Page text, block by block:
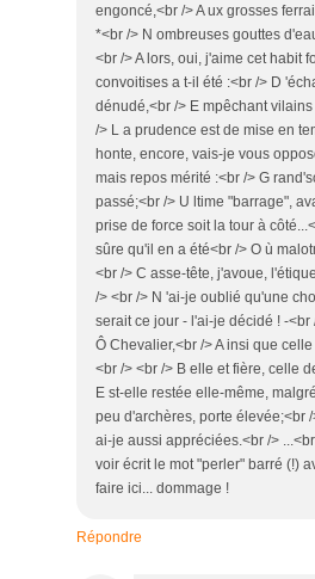
engoncé,<br /> A ux grosses
*<br /> N ombreuses gouttes
<br /> A lors, oui, j'aime cet habit
convoitises a t-il été :<br /> D
dénudé,<br /> E mpêchant
/> L a prudence est de mise en
honte, encore, vais-je vous
mais repos mérité :<br /> G
passé;<br /> U ltime "barrage",
prise de force soit la tour à
sûre qu'il en a été<br /> O ù
<br /> C asse-tête, j'avoue,
/> <br /> N 'ai-je oublié qu'une
serait ce jour - l'ai-je décidé ! -<br
Ô Chevalier,<br /> A insi que
<br /> <br /> B elle et fière, celle
E st-elle restée elle-même,
peu d'archères, porte élevée;<br
ai-je aussi appréciées.<br />
voir écrit le mot "perler" barré (!)
faire ici... dommage !
Répondre